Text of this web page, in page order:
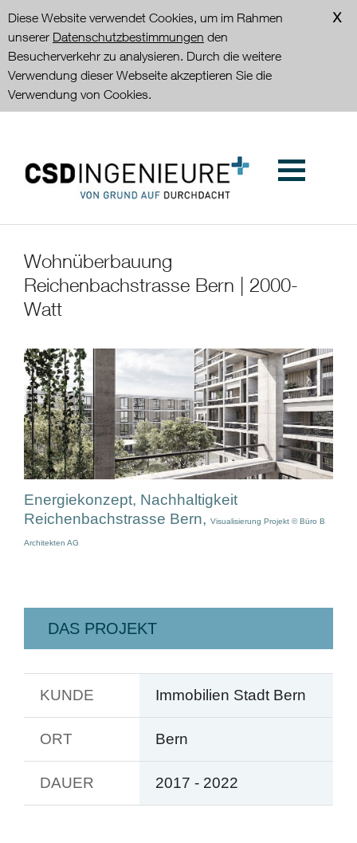
Diese Website verwendet Cookies, um im Rahmen
unserer Datenschutzbestimmungen den
Besucherverkehr zu analysieren. Durch die weitere
Verwendung dieser Webseite akzeptieren Sie die
Verwendung von Cookies.
Wohnüberbauung
Reichenbachstrasse Bern | 2000-
Watt
Energiekonzept, Nachhaltigkeit
Reichenbachstrasse Bern, Visualisierung Projekt © Büro B
Architekten AG
DAS PROJEKT
KUNDE Immobilien Stadt Bern
ORT Bern
DAUER 2017 - 2022